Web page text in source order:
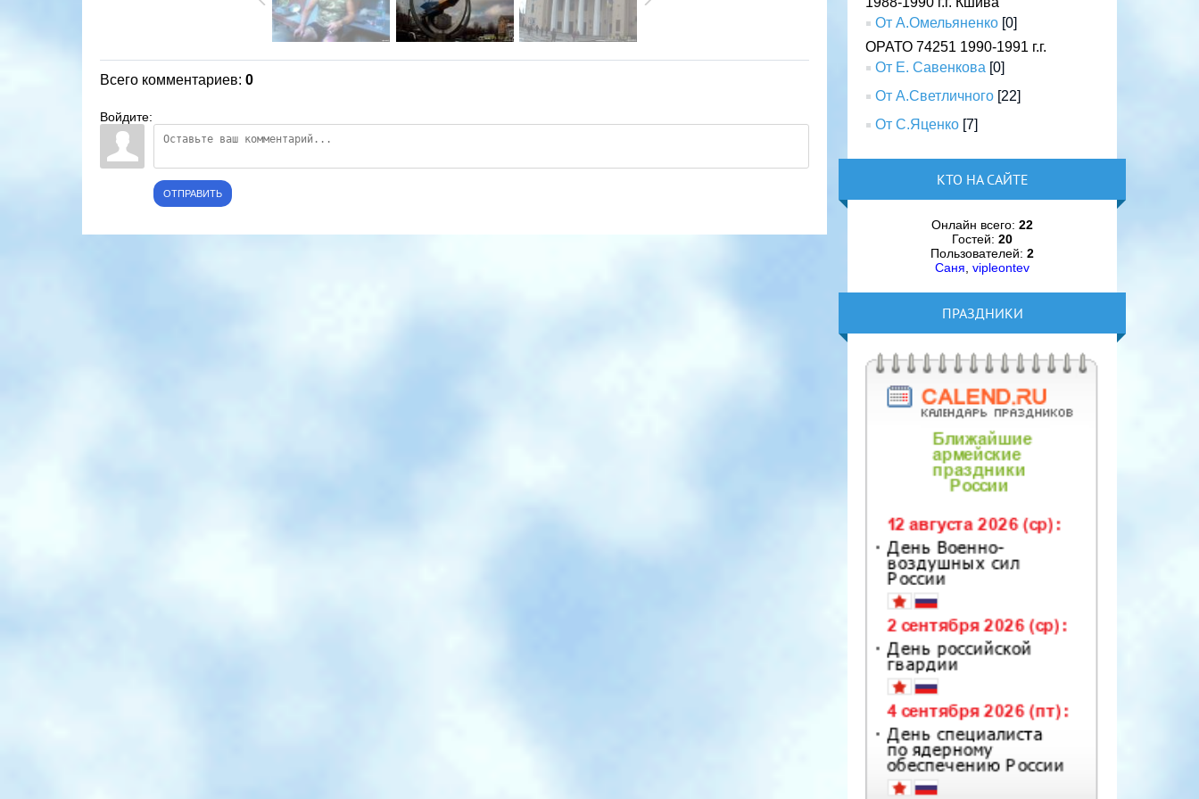
Всего комментариев: 0
Войдите:
ОТПРАВИТЬ
От А.Омельяненко [0]
ОРАТО 74251 1990-1991 г.г.
От Е. Савенкова [0]
От А.Светличного [22]
От С.Яценко [7]
КТО НА САЙТЕ
Онлайн всего:22
Гостей:20
Пользователей:2
Саня ,vipleontev
ПРАЗДНИКИ